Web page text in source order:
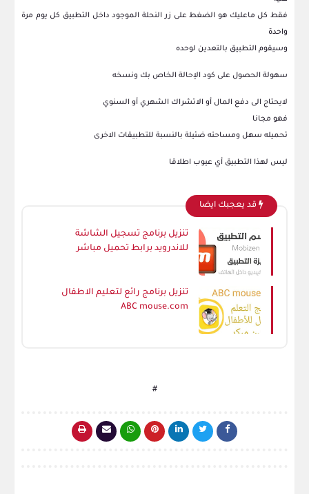
فقط كل ماعليك هو الضغط على زر النحلة الموجود داخل التطبيق كل يوم مرة
واحدة
وسيقوم التطبيق بالتعدين لوحده
سهولة الحصول على كود الإحالة الخاص بك ونسخه
لايحتاج الى دفع المال أو الاتشراك الشهري أو السنوي
فهو مجانا
تحميله سهل ومساحته ضئيلة بالنسبة للتطبيقات الاخرى
ليس لهذا التطبيق أي عيوب اطلاقا
قد يعجبك ايضا
تنزيل برنامج تسجيل الشاشة
للاندرويد برابط تحميل مباشر
تنزيل برنامج رائع لتعليم الاطفال
ABC mouse.com
#